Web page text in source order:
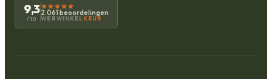
9,3
/10
2.061 beoordelingen
WEBWINKEL KEUR